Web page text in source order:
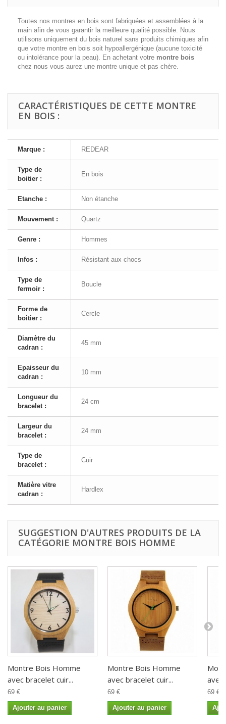
Toutes nos montres en bois sont fabriquées et assemblées à la
main afin de vous garantir la meilleure qualité possible. Nous
utilisons uniquement du bois naturel sans produits chimiques afin
que votre montre en bois soit hypoallergénique (aucune toxicité
ou intolérance pour la peau). En achetant votre montre bois
chez nous vous aurez une montre unique et pas chère.
CARACTÉRISTIQUES DE CETTE MONTRE
EN BOIS :
Marque : REDEAR
Type de
boitier :
En bois
Etanche : Non étanche
Mouvement : Quartz
Genre : Hommes
Infos : Résistant aux chocs
Type de
fermoir :
Boucle
Forme de
boitier :
Cercle
Diamètre du
cadran :
45 mm
Epaisseur du
cadran :
10 mm
Longueur du
bracelet :
24 cm
Largeur du
bracelet :
24 mm
Type de
bracelet :
Cuir
Matière vitre
cadran :
Hardlex
SUGGESTION D'AUTRES PRODUITS DE LA
CATÉGORIE MONTRE BOIS HOMME
Montre Bois Homme
avec bracelet cuir...
69 €
Ajouter au panier
Montre Bois Homme
avec bracelet cuir...
69 €
Ajouter au panier
avec
69 €